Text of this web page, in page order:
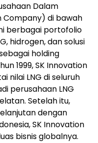
Dalam
Company) di bawah
berbagai portofolio
hidrogen, dan solusi
holding
1999, SK Innovation
nilai LNG di seluruh
perusahaan LNG
Setelah itu,
dengan
SK Innovation
bisnis globalnya.